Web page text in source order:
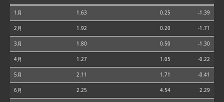
1月 1.63 0.25 -1.39
2月 1.92 0.20 -1.71
3月 1.80 0.50 -1.30
4月 1.27 1.05 -0.22
5月 2.11 1.71 -0.41
6月 2.25 4.54 2.29